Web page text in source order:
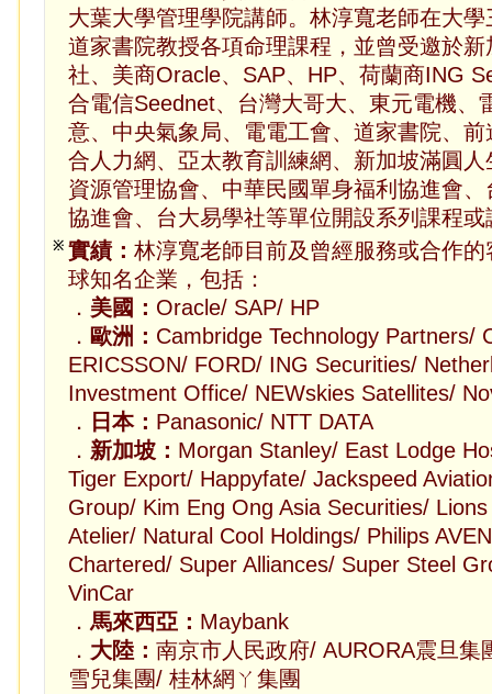
大葉大學管理學院講師。林淳寬老師在大
道家書院教授各項命理課程，並曾受邀於
社、美商Oracle、SAP、HP、荷蘭商ING
合電信Seednet、台灣大哥大、東元電機、
意、中央氣象局、電電工會、道家書院、
合人力網、亞太教育訓練網、新加坡滿圓
資源管理協會、中華民國單身福利協進會
協進會、台大易學社等單位開設系列課程或
※ 實績： 林淳寬老師目前及曾經服務或合作
球知名企業，包括：
． 美國： Oracle/ SAP/ HP
． 歐洲： Cambridge Technology Partners/
ERICSSON/ FORD/ ING Securities/
Investment Office/ NEWskies Satellites/
． 日本： Panasonic/ NTT DATA
． 新加坡： Morgan Stanley/ East Lodge
Tiger Export/ Happyfate/ Jackspeed
Group/ Kim Eng Ong Asia Securities/
Atelier/ Natural Cool Holdings/ Philips
Chartered/ Super Alliances/ Super Steel
VinCar
． 馬來西亞： Maybank
． 大陸： 南京市人民政府/ AURORA震旦集
雪兒集團/ 桂林網ㄚ集團